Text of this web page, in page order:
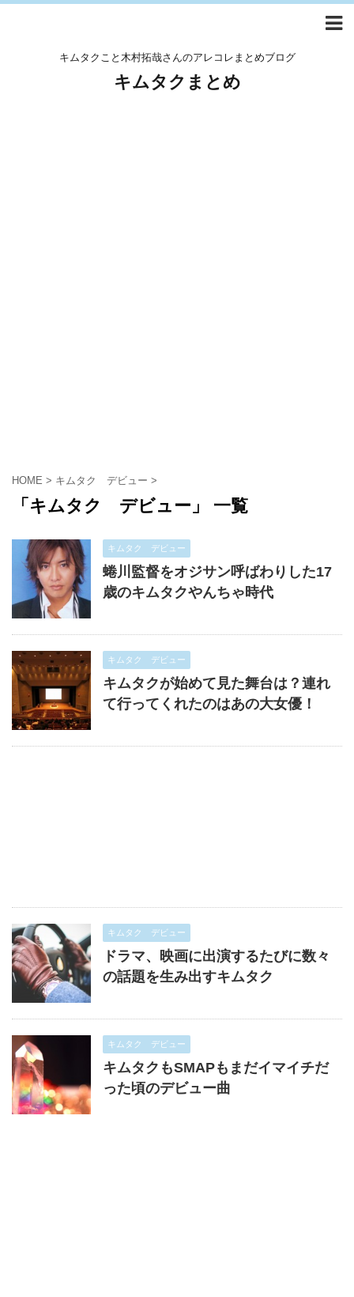
キムタクこと木村拓哉さんのアレコレまとめブログ
キムタクまとめ
HOME > キムタク デビュー >
「キムタク デビュー」 一覧
キムタク デビュー
蜷川監督をオジサン呼ばわりした17
歳のキムタクやんちゃ時代
キムタク デビュー
キムタクが始めて見た舞台は？連れ
て行ってくれたのはあの大女優！
キムタク デビュー
ドラマ、映画に出演するたびに数々
の話題を生み出すキムタク
キムタク デビュー
キムタクもSMAPもまだイマイチだ
った頃のデビュー曲